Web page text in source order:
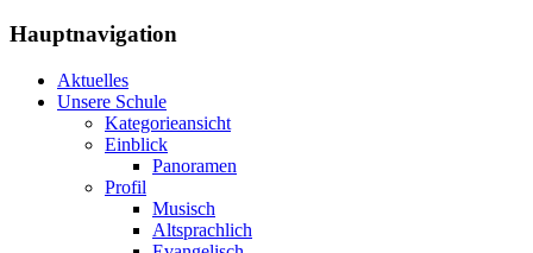
Hauptnavigation
Aktuelles
Unsere Schule
Kategorieansicht
Einblick
Panoramen
Profil
Musisch
Altsprachlich